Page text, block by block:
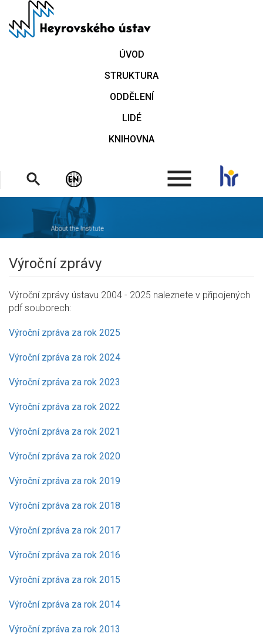
hlavnímu
ÚVOD
STRUKTURA
ODDĚLENÍ
LIDÉ
KNIHOVNA
.
Výroční zprávy
Výroční zprávy ústavu 2004 - 2025 naleznete v připojených
pdf souborech:
Výroční zpráva za rok 2025
Výroční zpráva za rok 2024
Výroční zpráva za rok 2023
Výroční zpráva za rok 2022
Výroční zpráva za rok 2021
Výroční zpráva za rok 2020
Výroční zpráva za rok 2019
Výroční zpráva za rok 2018
Výroční zpráva za rok 2017
Výroční zpráva za rok 2016
Výroční zpráva za rok 2015
Výroční zpráva za rok 2014
Výroční zpráva za rok 2013